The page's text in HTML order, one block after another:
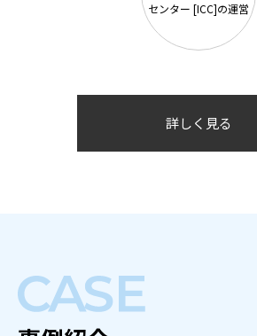
詳しく見る
センター [ICC]の運営